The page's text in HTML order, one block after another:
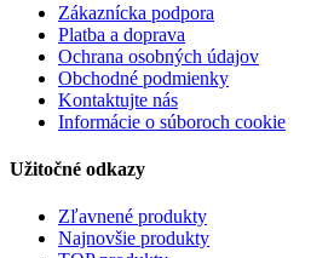
Zákaznícka podpora
Platba a doprava
Ochrana osobných údajov
Obchodné podmienky
Kontaktujte nás
Informácie o súboroch cookie
Užitočné odkazy
Zľavnené produkty
Najnovšie produkty